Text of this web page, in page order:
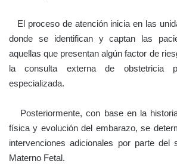
El proceso de atención inicia en las
donde se identifican y captan las
aquellas que presentan algún factor de
la consulta externa de obstetricia
especializada.
Posteriormente, con base en la
física y evolución del embarazo, se
intervenciones adicionales por parte del
Materno Fetal.